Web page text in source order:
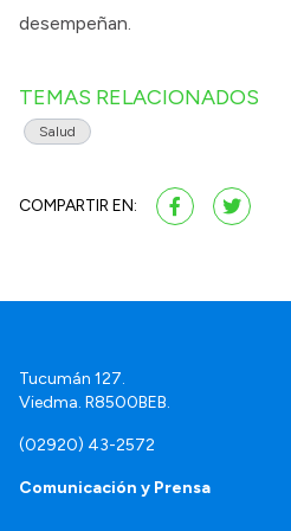
desempeñan.
TEMAS RELACIONADOS
Salud
COMPARTIR EN:
Tucumán 127.
Viedma. R8500BEB.
(02920) 43-2572
Comunicación y Prensa